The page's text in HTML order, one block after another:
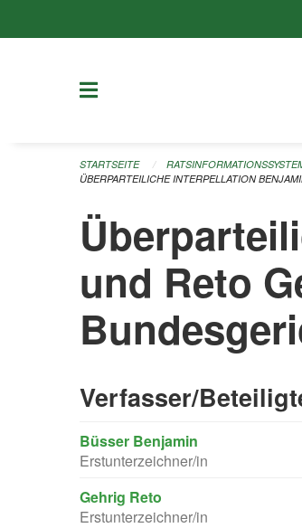
STARTSEITE
ÜBERPARTEILICHE INTERPELLATION
und Reto
Verfasser/
Büsser Benjamin
Erstunterzeichner/in
Gehrig Reto
Erstunterzeichner/in